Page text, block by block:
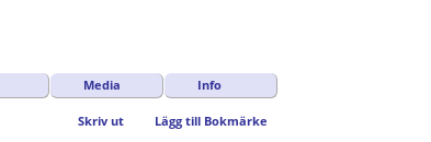
Media Info
Skriv ut Lägg till Bokmärke